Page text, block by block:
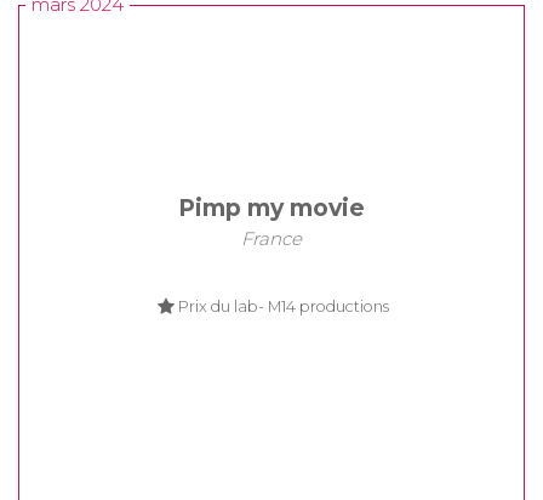
Pimp my movie
France
Prix du lab- M14 productions